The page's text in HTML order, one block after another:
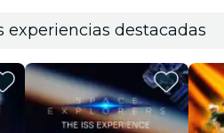
experiencias destacadas